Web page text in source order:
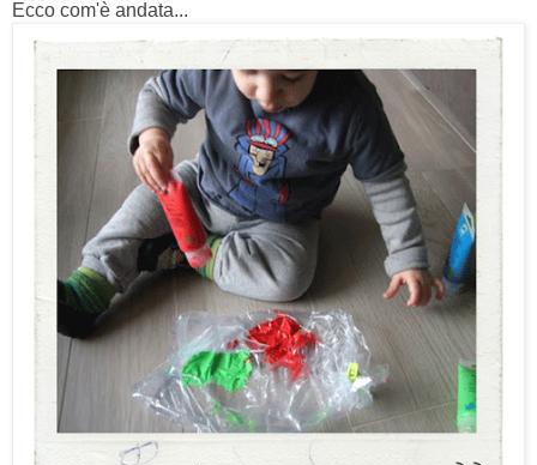
Ecco com'è andata...